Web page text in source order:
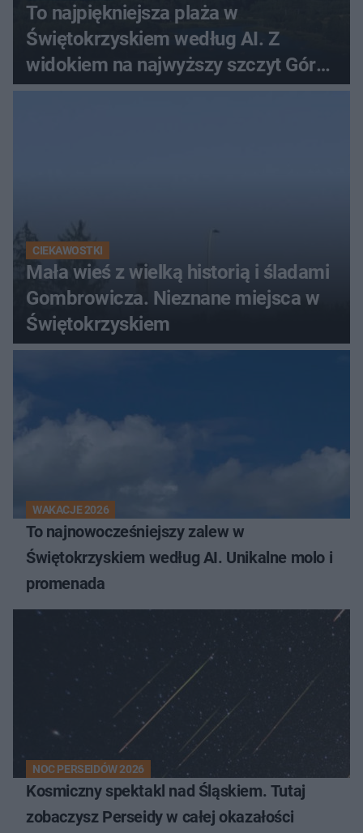
To najpiękniejsza plaża w
Świętokrzyskiem według AI. Z
widokiem na najwyższy szczyt Gór
Świętokrzyskich
CIEKAWOSTKI
Mała wieś z wielką historią i śladami
Gombrowicza. Nieznane miejsca w
Świętokrzyskiem
WAKACJE 2026
To najnowocześniejszy zalew w
Świętokrzyskiem według AI. Unikalne molo i
promenada
NOC PERSEIDÓW 2026
Kosmiczny spektakl nad Śląskiem. Tutaj
zobaczysz Perseidy w całej okazałości